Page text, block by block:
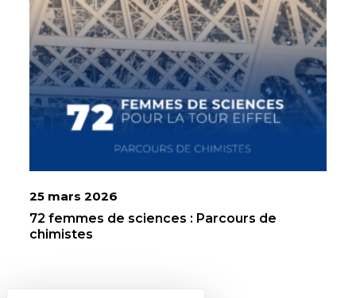
25 mars 2026
72 femmes de sciences : Parcours de
chimistes